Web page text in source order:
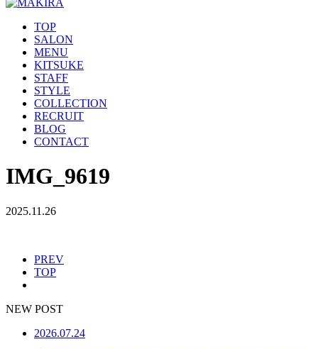
TOP
SALON
MENU
KITSUKE
STAFF
STYLE
COLLECTION
RECRUIT
BLOG
CONTACT
IMG_9619
2025.11.26
PREV
TOP
NEW POST
2026.07.24